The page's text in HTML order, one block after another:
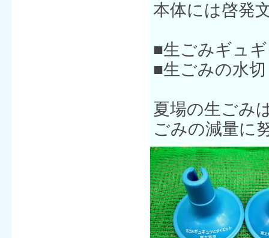
本体には啓発
■生ごみギュ
■生ごみの水
夏場の生ごみ
ごみの減量に